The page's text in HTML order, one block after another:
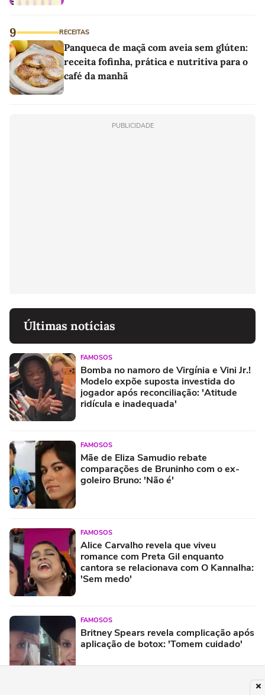
9 RECEITAS
Panqueca de maçã com aveia sem glúten:
receita fofinha, prática e nutritiva para o
café da manhã
PUBLICIDADE
Últimas notícias
FAMOSOS
Bomba no namoro de Virgínia e Vini Jr.!
Modelo expõe suposta investida do
jogador após reconciliação: 'Atitude
ridícula e inadequada'
FAMOSOS
Mãe de Eliza Samudio rebate
comparações de Bruninho com o ex-
goleiro Bruno: 'Não é'
FAMOSOS
Alice Carvalho revela que viveu
romance com Preta Gil enquanto
cantora se relacionava com O Kannalha:
'Sem medo'
FAMOSOS
Britney Spears revela complicação após
aplicação de botox: 'Tomem cuidado'